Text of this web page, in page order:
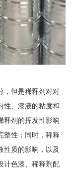
，但是稀释剂对对
性、漆液的粘度和
释剂的挥发性影响
整性；同时，稀释
性质的影响，以及
计色漆、稀释剂配